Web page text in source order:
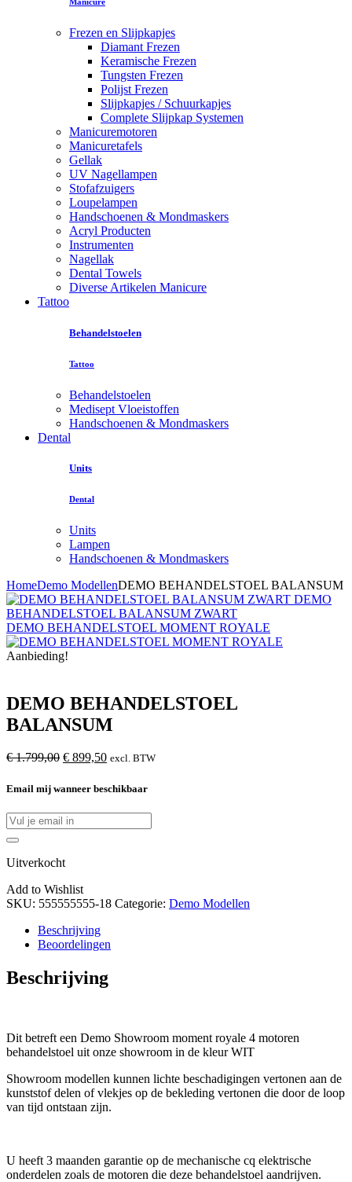
Manicure
Frezen en Slijpkapjes
Diamant Frezen
Keramische Frezen
Tungsten Frezen
Polijst Frezen
Slijpkapjes / Schuurkapjes
Complete Slijpkap Systemen
Manicuremotoren
Manicuretafels
Gellak
UV Nagellampen
Stofafzuigers
Loupelampen
Handschoenen & Mondmaskers
Acryl Producten
Instrumenten
Nagellak
Dental Towels
Diverse Artikelen Manicure
Tattoo
Behandelstoelen
Tattoo
Behandelstoelen
Medisept Vloeistoffen
Handschoenen & Mondmaskers
Dental
Units
Dental
Units
Lampen
Handschoenen & Mondmaskers
HomeDemo ModellenDEMO BEHANDELSTOEL BALANSUM
DEMO
BEHANDELSTOEL BALANSUM ZWART
DEMO BEHANDELSTOEL MOMENT ROYALE
Aanbieding!
DEMO BEHANDELSTOEL
BALANSUM
€1.799,00 Oorspronkelijke
was:
1.799,00.
€ 899,50Huidige
is:
899,50.
excl. BTW
Email mij wanneer beschikbaar
Uitverkocht
Add to Wishlist
SKU: 555555555-18 Categorie: Demo Modellen
Beschrijving
Beoordelingen
Beschrijving
Dit betreft een Demo Showroom moment royale 4 motoren
behandelstoel uit onze showroom in de kleur WIT
Showroom modellen kunnen lichte beschadigingen vertonen aan de
kunststof delen of vlekjes op de bekleding vertonen die door de loop
van tijd ontstaan zijn.
U heeft 3 maanden garantie op de mechanische cq elektrische
onderdelen zoals de motoren die deze behandelstoel aandrijven.